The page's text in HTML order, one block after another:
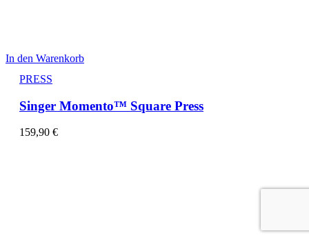
In den Warenkorb
PRESS
Singer Momento™ Square Press
159,90 €